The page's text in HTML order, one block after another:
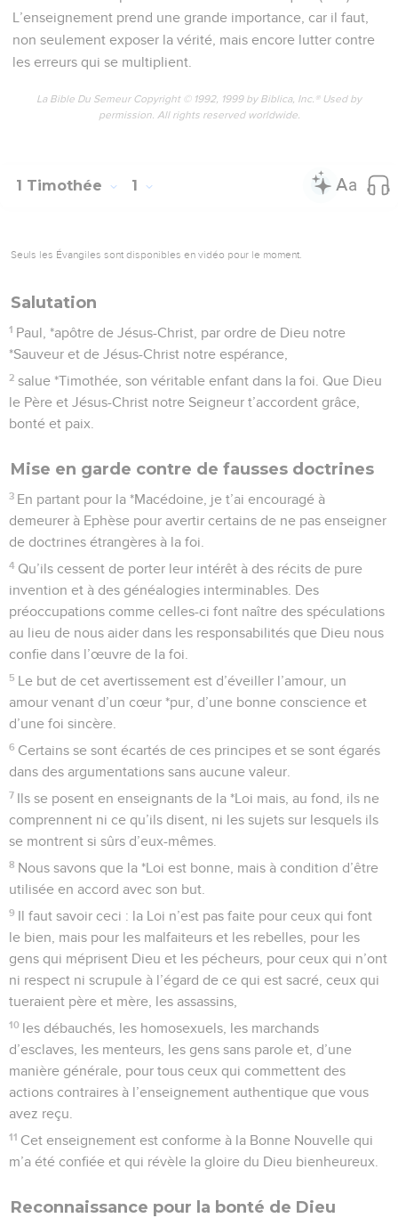
L’enseignement prend une grande importance, car il faut,
non seulement exposer la vérité, mais encore lutter contre
les erreurs qui se multiplient.
La Bible Du Semeur Copyright © 1992, 1999 by Biblica, Inc.® Used by
permission. All rights reserved worldwide.
1 Timothée 1
Seuls les Évangiles sont disponibles en vidéo pour le moment.
Salutation
1 Paul, *apôtre de Jésus-Christ, par ordre de Dieu notre
*Sauveur et de Jésus-Christ notre espérance,
2 salue *Timothée, son véritable enfant dans la foi. Que Dieu
le Père et Jésus-Christ notre Seigneur t’accordent grâce,
bonté et paix.
Mise en garde contre de fausses doctrines
3 En partant pour la *Macédoine, je t’ai encouragé à
demeurer à Ephèse pour avertir certains de ne pas enseigner
de doctrines étrangères à la foi.
4 Qu’ils cessent de porter leur intérêt à des récits de pure
invention et à des généalogies interminables. Des
préoccupations comme celles-ci font naître des spéculations
au lieu de nous aider dans les responsabilités que Dieu nous
confie dans l’œuvre de la foi.
5 Le but de cet avertissement est d’éveiller l’amour, un
amour venant d’un cœur *pur, d’une bonne conscience et
d’une foi sincère.
6 Certains se sont écartés de ces principes et se sont égarés
dans des argumentations sans aucune valeur.
7 Ils se posent en enseignants de la *Loi mais, au fond, ils ne
comprennent ni ce qu’ils disent, ni les sujets sur lesquels ils
se montrent si sûrs d’eux-mêmes.
8 Nous savons que la *Loi est bonne, mais à condition d’être
utilisée en accord avec son but.
9 Il faut savoir ceci : la Loi n’est pas faite pour ceux qui font
le bien, mais pour les malfaiteurs et les rebelles, pour les
gens qui méprisent Dieu et les pécheurs, pour ceux qui n’ont
ni respect ni scrupule à l’égard de ce qui est sacré, ceux qui
tueraient père et mère, les assassins,
10 les débauchés, les homosexuels, les marchands
d’esclaves, les menteurs, les gens sans parole et, d’une
manière générale, pour tous ceux qui commettent des
actions contraires à l’enseignement authentique que vous
avez reçu.
11 Cet enseignement est conforme à la Bonne Nouvelle qui
m’a été confiée et qui révèle la gloire du Dieu bienheureux.
Reconnaissance pour la bonté de Dieu